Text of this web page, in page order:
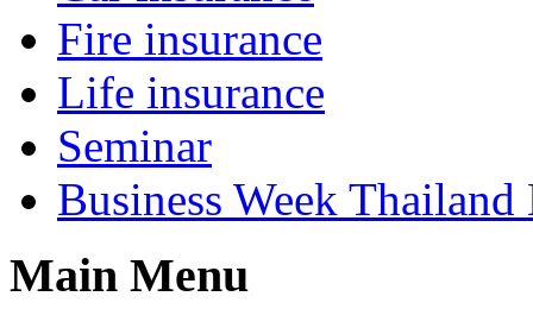
Fire insurance
Life insurance
Seminar
Business Week Thailand
Main Menu